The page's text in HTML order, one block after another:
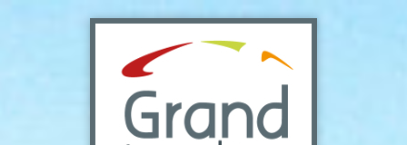
Panneau de gestion des cookies